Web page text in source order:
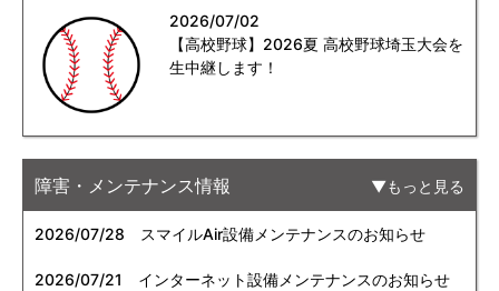
2026/07/02
【高校野球】2026夏 高校野球埼玉大会を
生中継します！
障害・メンテナンス情報 もっと見る
2026/07/28 スマイルAir設備メンテナンスのお知らせ
2026/07/21
インターネット設備メンテナンスのお知らせ